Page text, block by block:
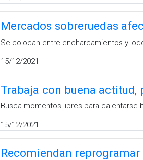
Mercados sobreruedas
Se colocan entre encharcamientos y
15/12/2021
Trabaja con buena actitud,
Busca momentos libres para calentarse
15/12/2021
Recomiendan